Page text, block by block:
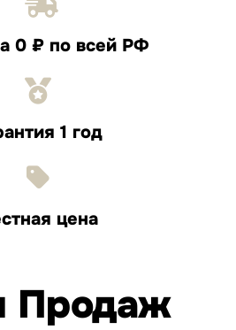
0 ₽ по всей РФ
1 год
цена
Продаж